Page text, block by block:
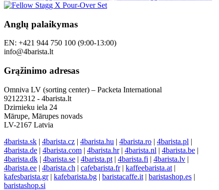
Anglų palaikymas
EN: +421 944 750 100 (9:00-13:00)
info@4barista.lt
Grąžinimo adresas
Omniva LV (sorting center) – Packeta International
92122312 - 4barista.lt
Dzirnieku iela 24
Mārupe, Mārupes novads
LV-2167 Latvia
4barista.sk | 4barista.cz | 4barista.hu | 4barista.ro | 4barista.pl |
4barista.de | 4barista.com | 4barista.hr| 4barista.nl | 4barista.be |
4barista.dk | 4barista.se | 4barista.pt | 4barista.fi | 4barista.lv |
4barista.ee | 4barista.ch | cafebarista.fr| kaffeebarista.at |
kafesbarista.gr| kafebarista.bg | baristacaffe.it | baristashop.es |
baristashop.si